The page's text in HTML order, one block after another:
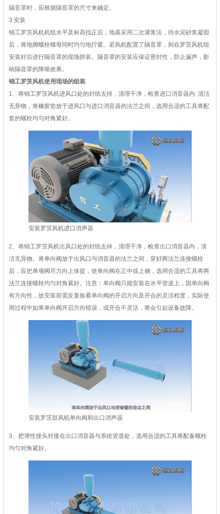
隔音罩时，应根据隔音罩的尺寸来确定。
3.安装
锦工罗茨风机机组水平及标高找正后，地基采用二次灌浆法，待水泥砂浆凝固
后，将地脚螺栓螺母同时均匀地拧紧。若风机配置了隔音罩，则在罗茨风机组
安装好后进行隔音罩的现场拼装。隔音罩的安装应保证密封性，防止漏声，影
响隔音罩的降噪效果。
锦工罗茨风机使用现场的组装
1、将锦工罗茨风机进风口处的封纸去掉，清理干净，检查进口消音器内 清洁
无异物，将橡胶垫放于进风口与进口消音器的法兰之间，选用合适的工具将配
套的螺栓均匀对角紧好。
安装罗茨风机进口消声器
2、将锦工罗茨风机出风口处的封纸去掉，清理干净，检查出口消音器内，清
洁无异物。将单向阀放于出风口与消音器的法兰之间，穿好两法兰连接螺栓
后，应把单项阀尽力向上体提，使单向阀在正中或上侧，选用合适的工具将两
法兰连接螺栓均匀对角紧好。注意：单向阀只能安装在水平管道上，因单向阀
有方向性，故安装前需反复验看单向阀的开启方向及开合的灵活程度，实际使
用过程中如果单向阀开启方向错误，或开合不灵活，将会引起设备故障。
安装罗茨鼓风机单向阀和出口消声器
3、把弹性接头对接在出口消音器与系统管道处，选用合适的工具将配备螺栓
均匀对角紧好。